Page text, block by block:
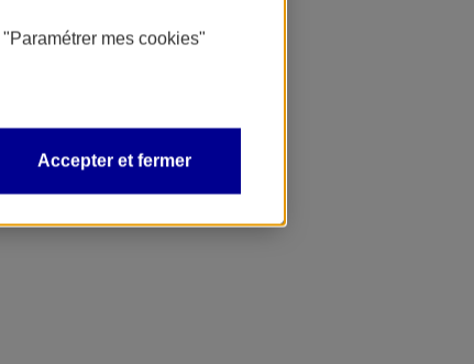
"Paramétrer mes cookies"
Accepter et fermer